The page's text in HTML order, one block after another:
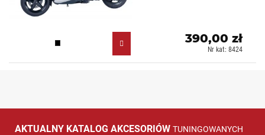
Czarny (N)
390,00 zł
Nr kat: 8424
AKTUALNY KATALOG AKCESORIÓW TUNINGOWANYCH